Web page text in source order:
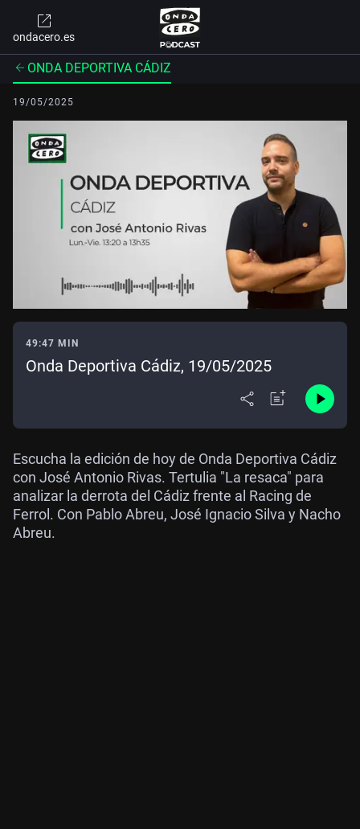
ondacero.es
ONDA DEPORTIVA CÁDIZ
19/05/2025
49:47 MIN
Onda Deportiva Cádiz, 19/05/2025
Escucha la edición de hoy de Onda Deportiva Cádiz
con José Antonio Rivas. Tertulia "La resaca" para
analizar la derrota del Cádiz frente al Racing de
Ferrol. Con Pablo Abreu, José Ignacio Silva y Nacho
Abreu.